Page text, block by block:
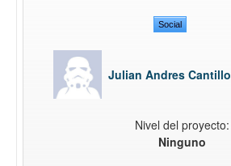
Social
Julian Andres Cantillo
Nivel del proyecto:
Ninguno